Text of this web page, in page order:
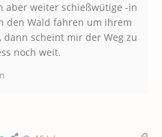
aber weiter schießwütige -in
den Wald fahren um ihrem
dann scheint mir der Weg zu
noch weit.